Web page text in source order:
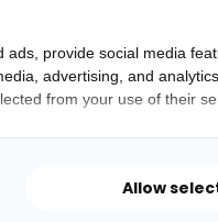
provide social media
advertising, and
from your use of their
Allow